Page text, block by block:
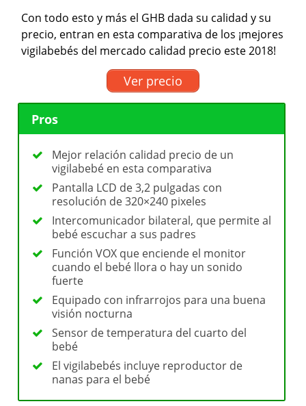
Con todo esto y más el GHB dada su calidad y su
precio, entran en esta comparativa de los ¡mejores
vigilabebés del mercado calidad precio este 2018!
Ver precio
Pros
Mejor relación calidad precio de un
vigilabebé en esta comparativa
Pantalla LCD de 3,2 pulgadas con
resolución de 320×240 pixeles
Intercomunicador bilateral, que permite al
bebé escuchar a sus padres
Función VOX que enciende el monitor
cuando el bebé llora o hay un sonido
fuerte
Equipado con infrarrojos para una buena
visión nocturna
Sensor de temperatura del cuarto del
bebé
El vigilabebés incluye reproductor de
nanas para el bebé